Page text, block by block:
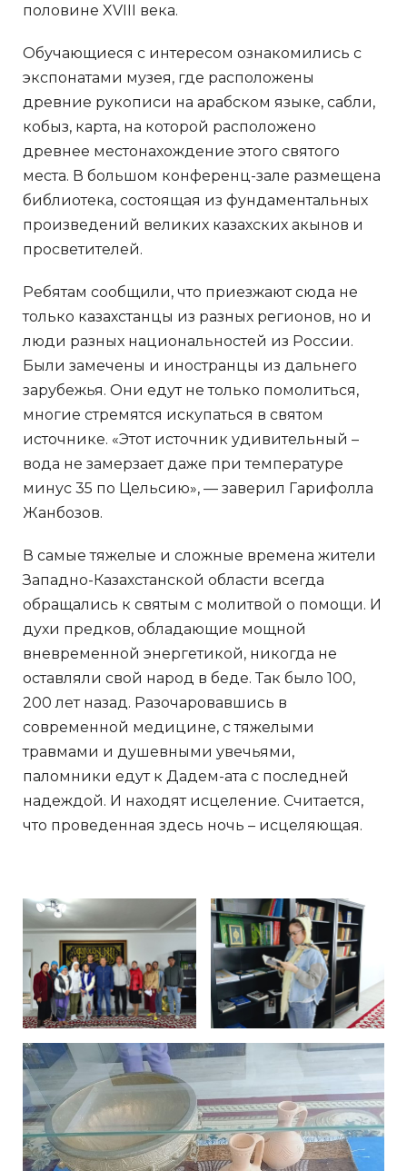
половине XVIII века.
Обучающиеся с интересом ознакомились с
экспонатами музея, где расположены
древние рукописи на арабском языке, сабли,
кобыз, карта, на которой расположено
древнее местонахождение этого святого
места. В большом конференц-зале размещена
библиотека, состоящая из фундаментальных
произведений великих казахских акынов и
просветителей.
Ребятам сообщили, что приезжают сюда не
только казахстанцы из разных регионов, но и
люди разных национальностей из России.
Были замечены и иностранцы из дальнего
зарубежья. Они едут не только помолиться,
многие стремятся искупаться в святом
источнике. «Этот источник удивительный –
вода не замерзает даже при температуре
минус 35 по Цельсию», — заверил Гарифолла
Жанбозов.
В самые тяжелые и сложные времена жители
Западно-Казахстанской области всегда
обращались к святым с молитвой о помощи. И
духи предков, обладающие мощной
вневременной энергетикой, никогда не
оставляли свой народ в беде. Так было 100,
200 лет назад. Разочаровавшись в
современной медицине, с тяжелыми
травмами и душевными увечьями,
паломники едут к Дадем-ата с последней
надеждой. И находят исцеление. Считается,
что проведенная здесь ночь – исцеляющая.